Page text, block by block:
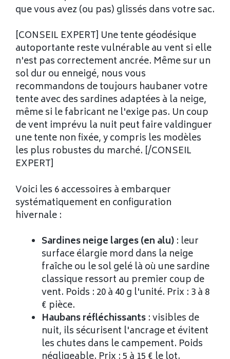
que vous avez (ou pas) glissés dans votre sac.
[CONSEIL EXPERT] Une tente géodésique
autoportante reste vulnérable au vent si elle
n'est pas correctement ancrée. Même sur un
sol dur ou enneigé, nous vous
recommandons de toujours haubaner votre
tente avec des sardines adaptées à la neige,
même si le fabricant ne l'exige pas. Un coup
de vent imprévu la nuit peut faire valdinguer
une tente non fixée, y compris les modèles
les plus robustes du marché. [/CONSEIL
EXPERT]
Voici les 6 accessoires à embarquer
systématiquement en configuration
hivernale :
Sardines neige larges (en alu) : leur
surface élargie mord dans la neige
fraîche ou le sol gelé là où une sardine
classique ressort au premier coup de
vent. Poids : 20 à 40 g l'unité. Prix : 3 à 8
€ pièce.
Haubans réfléchissants : visibles de
nuit, ils sécurisent l'ancrage et évitent
les chutes dans le campement. Poids